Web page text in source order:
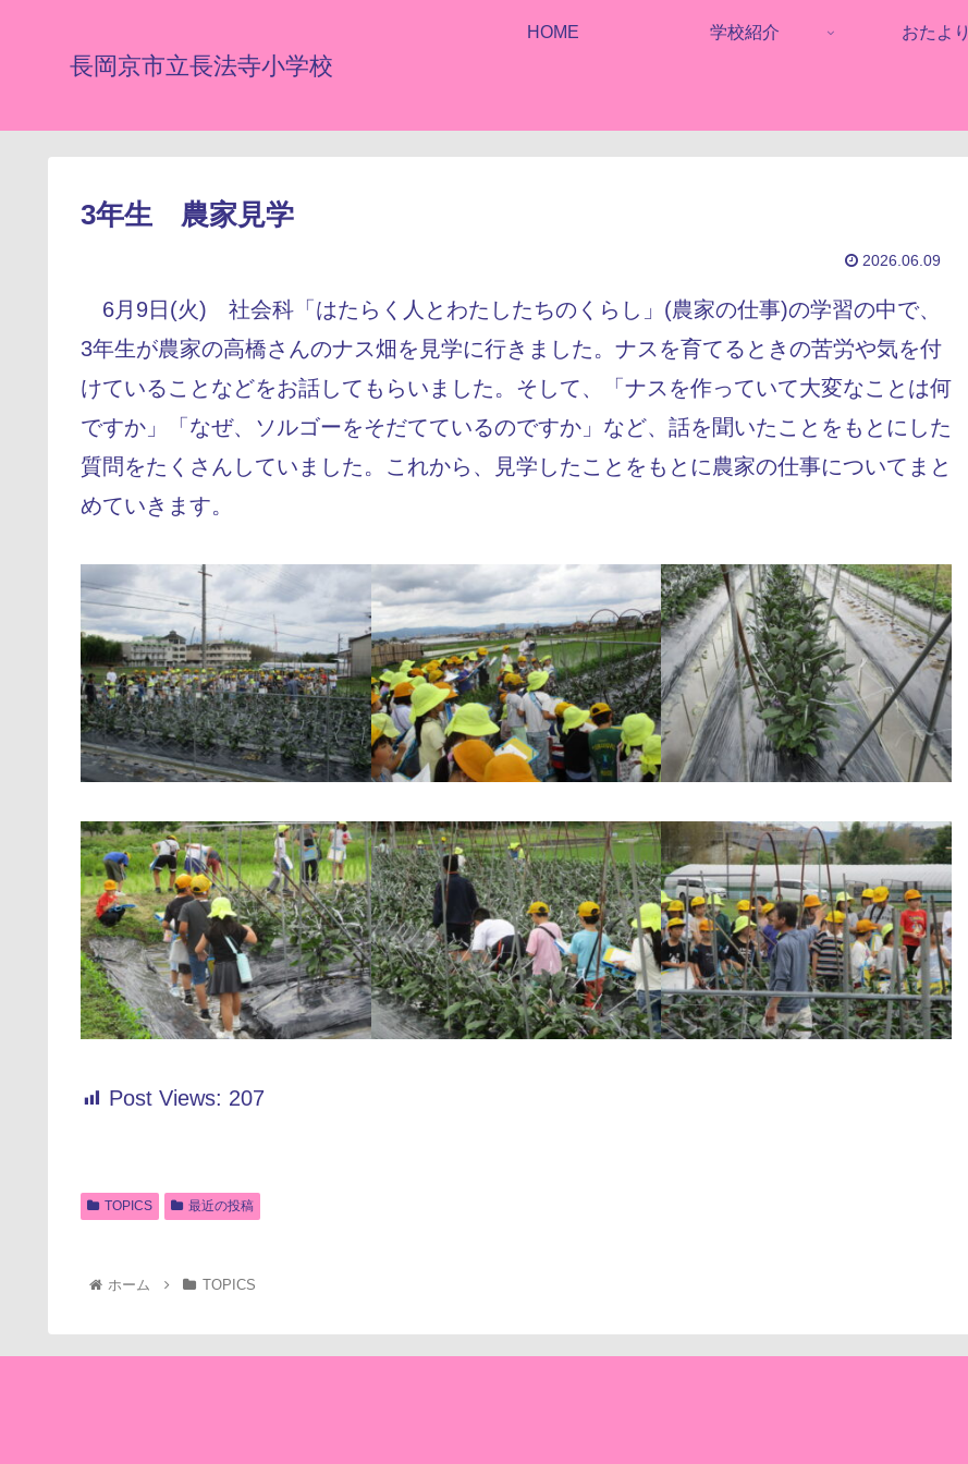
長岡京市立長法寺小学校
HOME 学校紹介 おたより
3年生 農家見学
2026.06.09
6月9日(火) 社会科「はたらく人とわたしたちのくらし」(農家の仕事)の学習の中で、
3年生が農家の高橋さんのナス畑を見学に行きました。ナスを育てるときの苦労や気を付
けていることなどをお話してもらいました。そして、「ナスを作っていて大変なことは何
ですか」「なぜ、ソルゴーをそだてているのですか」など、話を聞いたことをもとにした
質問をたくさんしていました。これから、見学したことをもとに農家の仕事についてまと
めていきます。
Post Views: 207
TOPICS 最近の投稿
ホーム TOPICS